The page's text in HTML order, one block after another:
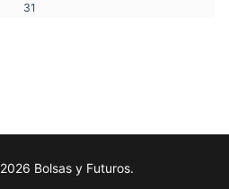
31
Bolsas y Futuros.